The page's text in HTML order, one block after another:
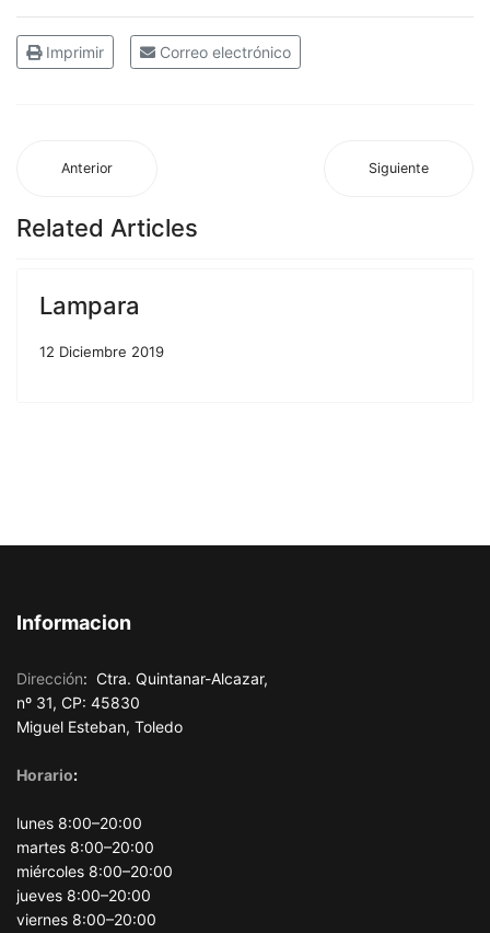
Imprimir Correo electrónico
Anterior Siguiente
Related Articles
Lampara
12 Diciembre 2019
Informacion
Dirección: Ctra. Quintanar-Alcazar,
nº 31, CP: 45830
Miguel Esteban, Toledo
Horario:
lunes 8:00–20:00
martes 8:00–20:00
miércoles 8:00–20:00
jueves 8:00–20:00
viernes 8:00–20:00